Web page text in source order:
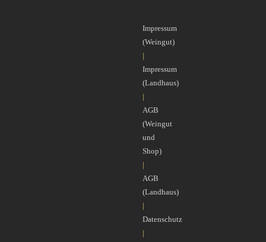
Impressum
(Weingut)
|
Impressum
(Landhaus)
|
AGB
(Weingut
und
Shop)
|
AGB
(Landhaus)
|
Datenschutz
|